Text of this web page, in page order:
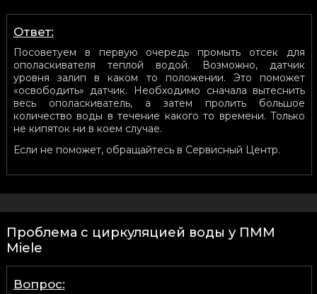
Ответ:
Посоветуем в первую очередь промыть отсек для
ополаскивателя теплой водой. Возможно, датчик
уровня залип в каком то положении. Это поможет
«освободить» датчик. Необходимо сначала вытеснить
весь ополаскиватель, а затем пролить большое
количество воды в течение какого то времени. Только
не кипяток ни в коем случае.
Если не поможет, обращайтесь в Сервисный Центр.
Проблема с циркуляцией воды у ПММ
Miele
Вопрос: